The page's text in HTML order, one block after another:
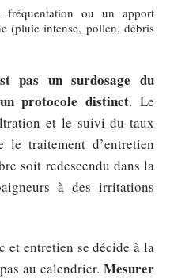
ou un apport
(pluie intense, pollen, débris
pas un surdosage du
protocole distinct. Le
et le suivi du taux
le traitement d’entretien
soit redescendu dans la
à des irritations
et entretien se décide à la
au calendrier. Mesurer